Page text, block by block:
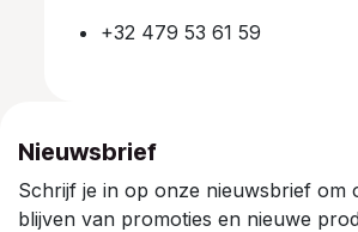
+32 479 53 61 59
Nieuwsbrief
Schrijf je in op onze nieuwsbrief om
blijven van promoties en nieuwe